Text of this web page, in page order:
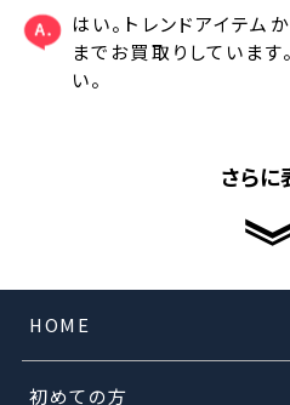
はい。トレンドアイテム
までお買取りしています
い。
さらに
HOME
初めての方